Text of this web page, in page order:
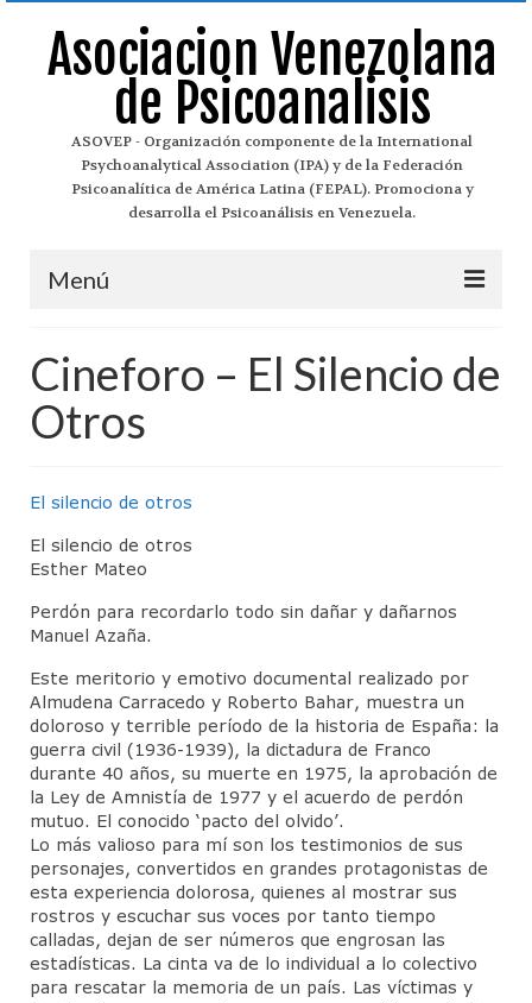
Asociacion Venezolana
de Psicoanalisis
ASOVEP - Organización componente de la International
Psychoanalytical Association (IPA) y de la Federación
Psicoanalítica de América Latina (FEPAL). Promociona y
desarrolla el Psicoanálisis en Venezuela.
Menú
¿Qué es el Psicoanálisis?
Historia del Psicoanálisis
Historia de Asovep
Junta Directiva
Jornadas Anuales Sigmund Freud
CineForo
Cineforo – Hater
Cineforo – El Silencio de Otros
CineForo – las 50 Sombras de Grey
Cine Foro – La Isla Siniestra
CineForo – Guillaume y los chicos… ¡a la
mesa!
Cineforo – El Silencio de
Otros
El silencio de otros
El silencio de otros
Esther Mateo
Perdón para recordarlo todo sin dañar y dañarnos
Manuel Azaña.
Este meritorio y emotivo documental realizado por
Almudena Carracedo y Roberto Bahar, muestra un
doloroso y terrible período de la historia de España: la
guerra civil (1936-1939), la dictadura de Franco
durante 40 años, su muerte en 1975, la aprobación de
la Ley de Amnistía de 1977 y el acuerdo de perdón
mutuo. El conocido ‘pacto del olvido’.
Lo más valioso para mí son los testimonios de sus
personajes, convertidos en grandes protagonistas de
esta experiencia dolorosa, quienes al mostrar sus
rostros y escuchar sus voces por tanto tiempo
calladas, dejan de ser números que engrosan las
estadísticas. La cinta va de lo individual a lo colectivo
para rescatar la memoria de un país. Las víctimas y